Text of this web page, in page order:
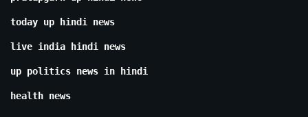
today up hindi news
live india hindi news
up politics news in hindi
health news